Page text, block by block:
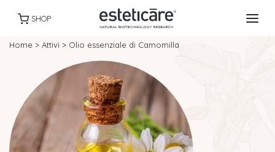
SHOP
Home > Attivi > Olio essenziale di Camomilla